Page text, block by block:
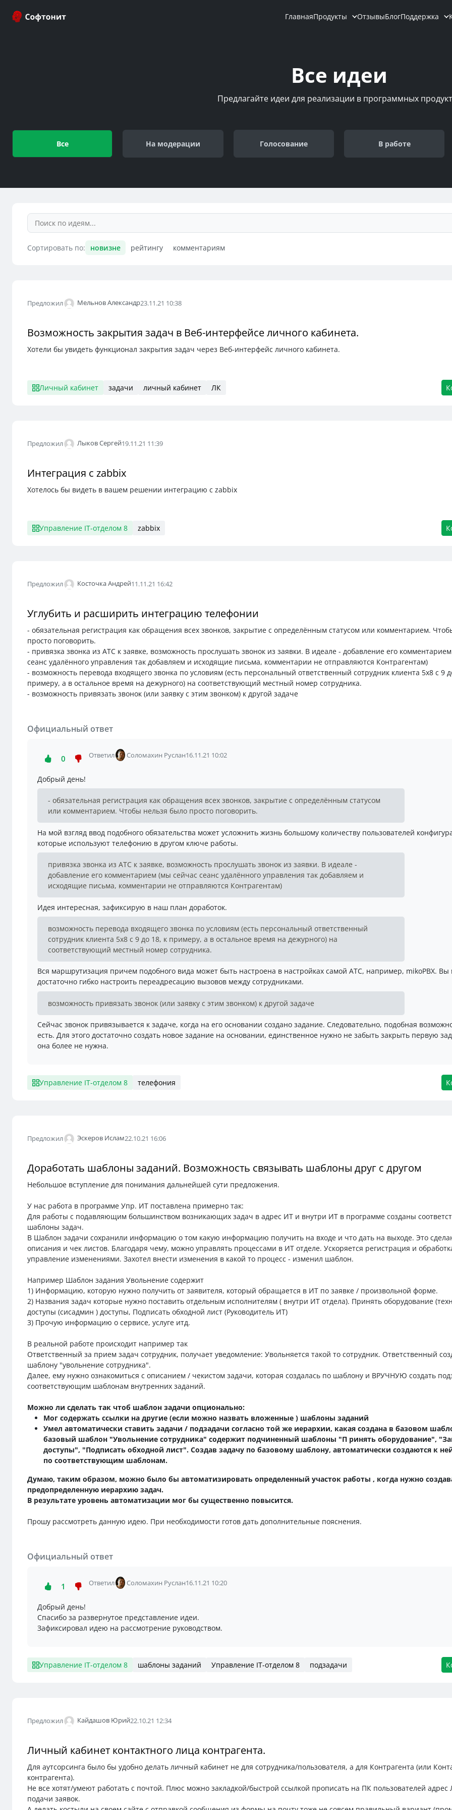
ГлавнаяПродукты ОтзывыБлогПоддержка
Все идеи
Предлагайте идеи для реализации в программных
Все На модерации Голосование В работе
Сортировать по: новизне рейтингу комментариям
Предложил Мельнов Александр23.11.21 10:38
Возможность закрытия задач в Веб-интерфейсе личного кабинета.
Хотели бы увидеть функционал закрытия задач через Веб-интерфейс личного кабинета.
Личный кабинет задачи личный кабинет ЛК
Предложил Лыков Сергей19.11.21 11:39
Интеграция с zabbix
Хотелось бы видеть в вашем решении интеграцию с zabbix
Управление IT-отделом 8 zabbix
Предложил Косточка Андрей11.11.21 16:42
Углубить и расширить интеграцию телефонии
- обязательная регистрация как обращения всех звонков, закрытие с определённым статусом или комментарием.
просто поговорить.
- привязка звонка из АТС к заявке, возможность прослушать звонок из заявки. В идеале - добавление его
сеанс удалённого управления так добавляем и исходящие письма, комментарии не отправляются Контрагентам)
- возможность перевода входящего звонка по условиям (есть персональный ответственный сотрудник клиента 5х8 с 9
примеру, а в остальное время на дежурного) на соответствующий местный номер сотрудника.
- возможность привязать звонок (или заявку с этим звонком) к другой задаче
Официальный ответ
0 Ответил Соломахин Руслан16.11.21 10:02
Добрый день!
- обязательная регистрация как обращения всех звонков, закрытие с определённым статусом
или комментарием. Чтобы нельзя было просто поговорить.
На мой взгляд ввод подобного обязательства может усложнить жизнь большому количеству пользователей
которые используют телефонию в другом ключе работы.
привязка звонка из АТС к заявке, возможность прослушать звонок из заявки. В идеале -
добавление его комментарием (мы сейчас сеанс удалённого управления так добавляем и
исходящие письма, комментарии не отправляются Контрагентам)
Идея интересная, зафиксирую в наш план доработок.
возможность перевода входящего звонка по условиям (есть персональный ответственный
сотрудник клиента 5х8 с 9 до 18, к примеру, а в остальное время на дежурного) на
соответствующий местный номер сотрудника.
Вся маршрутизация причем подобного вида может быть настроена в настройках самой АТС, например, mikoPBX. Вы
достаточно гибко настроить переадресацию вызовов между сотрудниками.
возможность привязать звонок (или заявку с этим звонком) к другой задаче
Сейчас звонок привязывается к задаче, когда на его основании создано задание. Следовательно, подобная
есть. Для этого достаточно создать новое задание на основании, единственное нужно не забыть закрыть первую
она более не нужна.
Управление IT-отделом 8 телефония
Предложил Эскеров Ислам22.10.21 16:06
Доработать шаблоны заданий. Возможность связывать шаблоны друг с другом
Небольшое вступление для понимания дальнейшей сути предложения.
У нас работа в программе Упр. ИТ поставлена примерно так:
Для работы с подавляющим большинством возникающих задач в адрес ИТ и внутри ИТ в программе созданы
шаблоны задач.
В Шаблон задачи сохранили информацию о том какую информацию получить на входе и что дать на выходе. Это
описания и чек листов. Благодаря чему, можно управлять процессами в ИТ отделе. Ускоряется регистрация и
управление изменениями. Захотел внести изменения в какой то процесс - изменил шаблон.
Например Шаблон задания Увольнение содержит
1) Информацию, которую нужно получить от заявителя, который обращается в ИТ по заявке / произвольной форме.
2) Названия задач которые нужно поставить отдельным исполнителям ( внутри ИТ отдела). Принять оборудование
доступы (сисадмин ) доступы, Подписать обходной лист (Руководитель ИТ)
3) Прочую информацию о сервисе, услуге итд.
В реальной работе происходит например так
Ответственный за прием задач сотрудник, получает уведомление: Увольняется такой то сотрудник. Ответственный
шаблону "увольнение сотрудника".
Далее, ему нужно ознакомиться с описанием / чекистом задачи, которая создалась по шаблону и ВРУЧНУЮ создать
соответствующим шаблонам внутренних заданий.
Можно ли сделать так чтоб шаблон задачи опционально:
Мог содержать ссылки на другие (если можно назвать вложенные ) шаблоны заданий
Умел автоматически ставить задачи / подзадачи согласно той же иерархии, какая создана в базовом
базовый шаблон "Увольнение сотрудника" содержит подчиненный шаблоны "П ринять оборудование",
доступы", "Подписать обходной лист". Создав задачу по базовому шаблону, автоматически создаются к
по соответствующим шаблонам.
Думаю, таким образом, можно было бы автоматизировать определенный участок работы , когда нужно
предопределенную иерархию задач.
В результате уровень автоматизации мог бы существенно повысится.
Прошу рассмотреть данную идею. При необходимости готов дать дополнительные пояснения.
Официальный ответ
1 Ответил Соломахин Руслан16.11.21 10:20
Добрый день!
Спасибо за развернутое представление идеи.
Зафиксировал идею на рассмотрение руководством.
Управление IT-отделом 8 шаблоны заданий Управление IT-отделом 8 подзадачи
Предложил Кайдашов Юрий22.10.21 12:34
Личный кабинет контактного лица контрагента.
Для аутсорсинга было бы удобно делать личный кабинет не для сотрудника/пользователя, а для Контрагента (или
контрагента).
Не все хотят/умеют работать с почтой. Плюс можно закладкой/быстрой ссылкой прописать на ПК пользователей адрес
подачи заявок.